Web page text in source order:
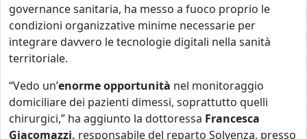
governance sanitaria, ha messo a fuoco proprio le
condizioni organizzative minime necessarie per
integrare davvero le tecnologie digitali nella sanità
territoriale.
“Vedo un’enorme opportunità nel monitoraggio
domiciliare dei pazienti dimessi, soprattutto quelli
chirurgici,” ha aggiunto la dottoressa Francesca
Giacomazzi, responsabile del reparto Solvenza, presso